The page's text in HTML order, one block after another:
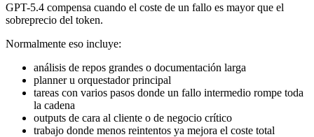
GPT-5.4 compensa cuando el coste de un fallo es mayor que el
sobreprecio del token.
Normalmente eso incluye:
análisis de repos grandes o documentación larga
planner u orquestador principal
tareas con varios pasos donde un fallo intermedio rompe toda
la cadena
outputs de cara al cliente o de negocio crítico
trabajo donde menos reintentos ya mejora el coste total